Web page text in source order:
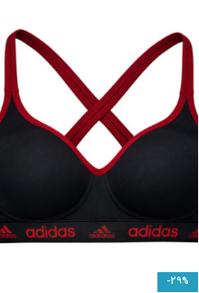
-29%